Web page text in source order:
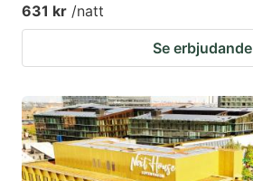
631 kr /natt
Se erbjudande